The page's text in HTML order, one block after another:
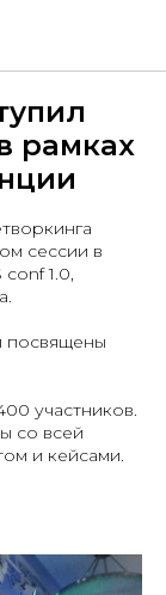
рамках
сессии в
1.0,
посвящены
участников.
со всей
и кейсами.